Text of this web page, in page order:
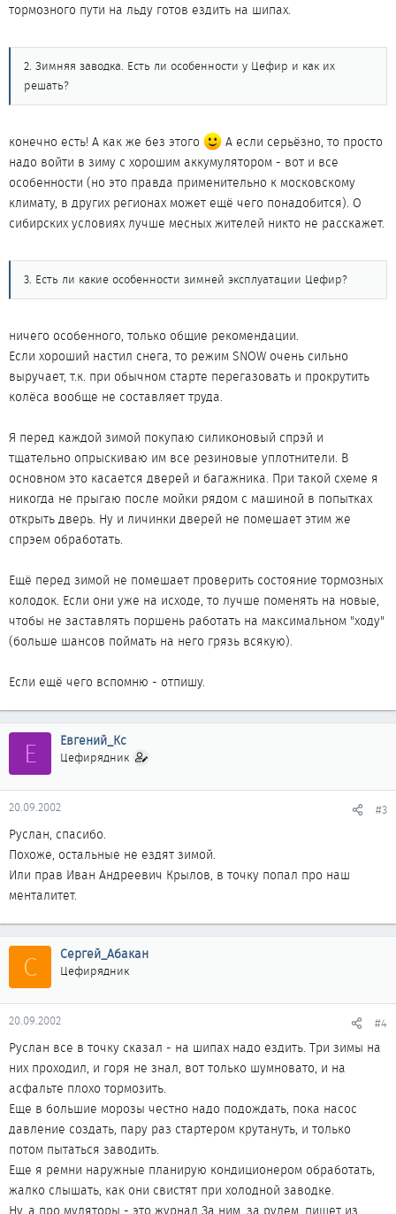
тормозного пути на льду готов ездить на шипах.
2. Зимняя заводка. Есть ли особенности у Цефир и как их
решать?
конечно есть! А как же без этого
А если серьёзно, то просто
надо войти в зиму с хорошим аккумулятором - вот и все
особенности (но это правда применительно к московскому
климату, в других регионах может ещё чего понадобится). О
сибирских условиях лучше месных жителей никто не расскажет.
3. Есть ли какие особенности зимней эксплуатации Цефир?
ничего особенного, только общие рекомендации.
Если хороший настил снега, то режим SNOW очень сильно
выручает, т.к. при обычном старте перегазовать и прокрутить
колёса вообще не составляет труда.
Я перед каждой зимой покупаю силиконовый спрэй и
тщательно опрыскиваю им все резиновые уплотнители. В
основном это касается дверей и багажника. При такой схеме я
никогда не прыгаю после мойки рядом с машиной в попытках
открыть дверь. Ну и личинки дверей не помешает этим же
спрэем обработать.
Ещё перед зимой не помешает проверить состояние тормозных
колодок. Если они уже на исходе, то лучше поменять на новые,
чтобы не заставлять поршень работать на максимальном "ходу"
(больше шансов поймать на него грязь всякую).
Если ещё чего вспомню - отпишу.
Е Евгений_Кс
Цефирядник
20.09.2002 #3
Руслан, спасибо.
Похоже, остальные не ездят зимой.
Или прав Иван Андреевич Крылов, в точку попал про наш
менталитет.
С Сергей_Абакан
Цефирядник
20.09.2002 #4
Руслан все в точку сказал - на шипах надо ездить. Три зимы на
них проходил, и горя не знал, вот только шумновато, и на
асфальте плохо тормозить.
Еще в большие морозы честно надо подождать, пока насос
давление создать, пару раз стартером крутануть, и только
потом пытаться заводить.
Еще я ремни наружные планирую кондиционером обработать,
жалко слышать, как они свистят при холодной заводке.
Ну, а про муляторы - это журнал За ним, за рулем, пишет из